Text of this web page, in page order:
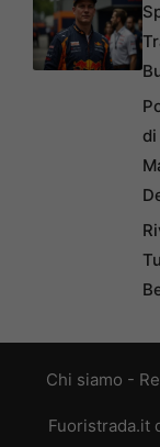
Chi siamo -
Fuoristrada.it